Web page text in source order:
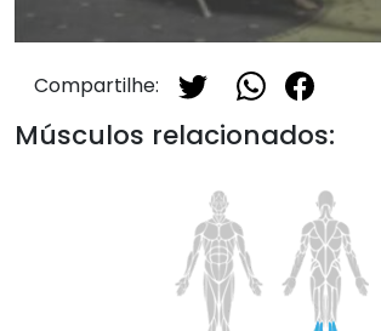
Compartilhe:
Músculos relacionados: